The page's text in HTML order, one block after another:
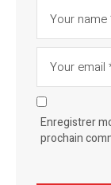
Enregistrer
prochain